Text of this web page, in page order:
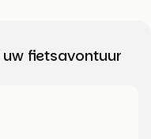
uw fietsavontuur